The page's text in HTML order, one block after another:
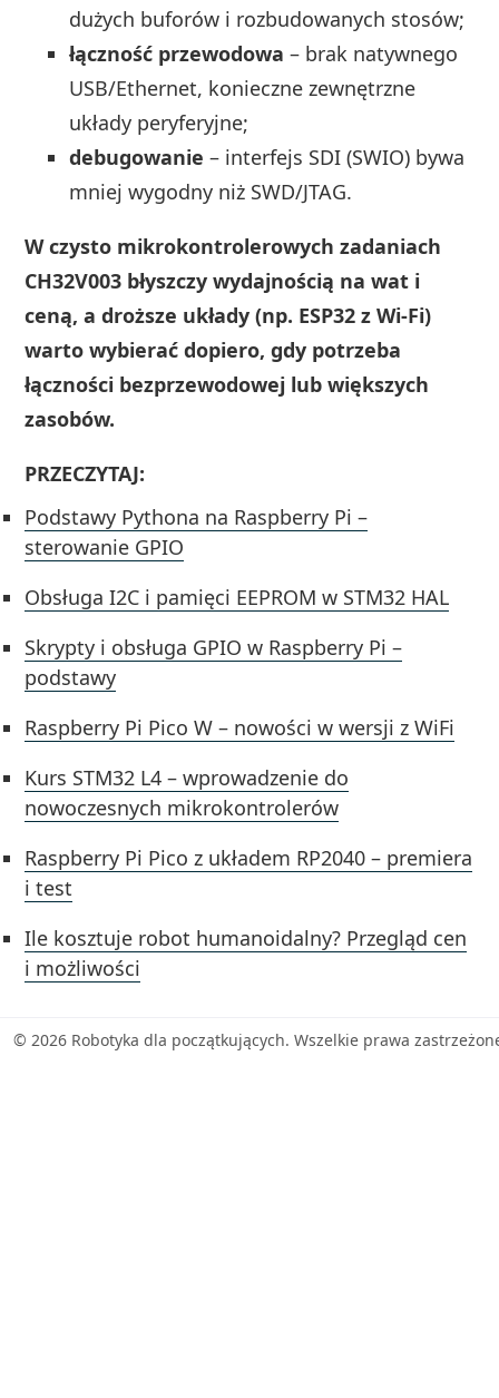
dużych buforów i rozbudowanych stosów;
łączność przewodowa – brak natywnego
USB/Ethernet, konieczne zewnętrzne
układy peryferyjne;
debugowanie – interfejs SDI (SWIO) bywa
mniej wygodny niż SWD/JTAG.
W czysto mikrokontrolerowych zadaniach
CH32V003 błyszczy wydajnością na wat i
ceną, a droższe układy (np. ESP32 z Wi‑Fi)
warto wybierać dopiero, gdy potrzeba
łączności bezprzewodowej lub większych
zasobów.
PRZECZYTAJ:
Podstawy Pythona na Raspberry Pi –
sterowanie GPIO
Obsługa I2C i pamięci EEPROM w STM32 HAL
Skrypty i obsługa GPIO w Raspberry Pi –
podstawy
Raspberry Pi Pico W – nowości w wersji z WiFi
Kurs STM32 L4 – wprowadzenie do
nowoczesnych mikrokontrolerów
Raspberry Pi Pico z układem RP2040 – premiera
i test
Ile kosztuje robot humanoidalny? Przegląd cen
i możliwości
© 2026 Robotyka dla początkujących. Wszelkie prawa